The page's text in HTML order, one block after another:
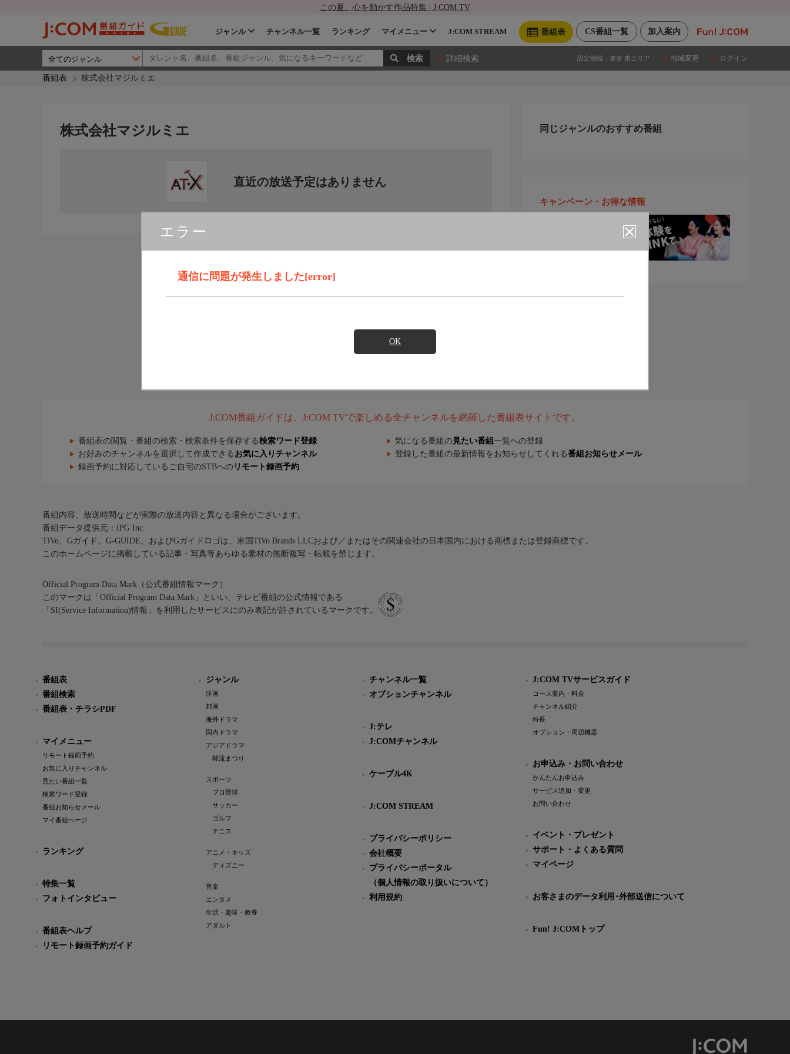
この夏、心を動かす作品特集 | J:COM TV
加入案内
CS番組一覧
番組表
ジャンル チャンネル一覧 ランキング マイメニュー J:COM STREAM
詳細検索 設定地域： 東京 東エリア 地域変更 ログイン
番組表 株式会社マジルミエ
エラー
通信に問題が発生しました[error]
OK
株式会社マジルミエ
直近の放送予定はありません
同じジャンルのおすすめ番組
キャンペーン・お得な情報
J:COM番組ガイドは、J:COM TVで楽しめる全チャンネルを網羅した番組表サイトです。
番組表の閲覧・番組の検索・検索条件を保存する検索ワード登録 気になる番組の 見たい番組 一覧への登録
お好みのチャンネルを選択して作成できる お気に入りチャンネル 登録した番組の最新情報をお知らせしてくれる番組お知らせメール
録画予約に対応しているご自宅のSTBへの リモート録画予約
番組内容、放送時間などが実際の放送内容と異なる場合がございます。
番組データ提供元：IPG Inc.
TiVo、Gガイド、G-GUIDE、およびGガイドロゴは、米国TiVo Brands LLCおよび／またはその関連会社の日本国内における商標または登録商標です。
このホームページに掲載している記事・写真等あらゆる素材の無断複写・転載を禁じます。
Official Program Data Mark（公式番組情報マーク）
このマークは「Official Program Data Mark」といい、テレビ番組の公式情報である
「SI(Service Information)情報」を利用したサービスにのみ表記が許されているマークです。
番組表
番組検索
番組表・チラシPDF
マイメニュー
リモート録画予約
お気に入りチャンネル
見たい番組一覧
検索ワード登録
番組お知らせメール
マイ番組ページ
ランキング
特集一覧
フォトインタビュー
番組表ヘルプ
リモート録画予約ガイド
ジャンル
洋画
邦画
海外ドラマ
国内ドラマ
アジアドラマ
韓流まつり
スポーツ
プロ野球
サッカー
ゴルフ
テニス
アニメ・キッズ
ディズニー
音楽
エンタメ
生活・趣味・教養
アダルト
チャンネル一覧
オプションチャンネル
J:テレ
J:COMチャンネル
ケーブル4K
J:COM STREAM
プライバシーポリシー
会社概要
プライバシーポータル
（個人情報の取り扱いについて）
利用規約
J:COM TVサービスガイド
コース案内・料金
チャンネル紹介
特長
オプション・周辺機器
お申込み・お問い合わせ
かんたんお申込み
サービス追加・変更
お問い合わせ
イベント・プレゼント
サポート・よくある質問
マイページ
お客さまのデータ利用･外部送信について
Fun! J:COMトップ